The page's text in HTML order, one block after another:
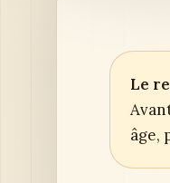
Le
âge,